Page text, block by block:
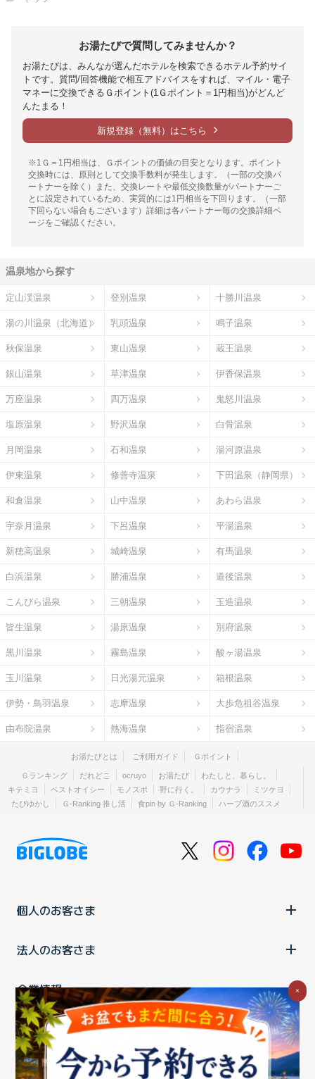
お湯たびで質問してみませんか？
お湯たびは、みんなが選んだホテルを検索できるホテル予約サイ
トです。質問/回答機能で相互アドバイスをすれば、マイル・電子
マネーに交換できるＧポイント(1Ｇポイント＝1円相当)がどんど
んたまる！
新規登録（無料）はこちら
※1Ｇ＝1円相当は、Ｇポイントの価値の目安となります。ポイント
交換時には、原則として交換手数料が発生します。（一部の交換パ
ートナーを除く）また、交換レートや最低交換数量がパートナーご
とに設定されているため、実質的には1円相当を下回ります。（一部
下回らない場合もございます）詳細は各パートナー毎の交換詳細ペ
ージをご確認ください。
温泉地から探す
定山渓温泉 登別温泉 十勝川温泉
湯の川温泉（北海道） 乳頭温泉 鳴子温泉
秋保温泉 東山温泉 蔵王温泉
銀山温泉 草津温泉 伊香保温泉
万座温泉 四万温泉 鬼怒川温泉
塩原温泉 野沢温泉 白骨温泉
月岡温泉 石和温泉 湯河原温泉
伊東温泉 修善寺温泉 下田温泉（静岡県）
和倉温泉 山中温泉 あわら温泉
宇奈月温泉 下呂温泉 平湯温泉
新穂高温泉 城崎温泉 有馬温泉
白浜温泉 勝浦温泉 道後温泉
こんぴら温泉 三朝温泉 玉造温泉
皆生温泉 湯原温泉 別府温泉
黒川温泉 霧島温泉 酸ヶ湯温泉
玉川温泉 日光湯元温泉 箱根温泉
伊勢・鳥羽温泉 志摩温泉 大歩危祖谷温泉
由布院温泉 熱海温泉 指宿温泉
お湯たびとは ご利用ガイド Ｇポイント
Ｇランキング だれどこ ocruyo お湯たび
わたしと、暮らし。
キテミヨ
ベストオイシー モノスポ 野に行く。 カウナラ
ミツケヨ
たびゆかし
Ｇ-Ranking 推し活 食pin by Ｇ-Ranking ハーブ酒のススメ
個人のお客さま
法人のお客さま
企業情報
ご利用中の方
お問い合わせ消費税の表示 ウェブアクセシビリティの取り組み
×